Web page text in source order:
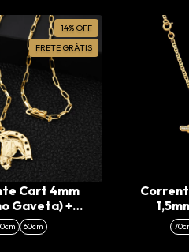
14% OFF
FRETE GRÁTIS
Cart 4mm
Gaveta) +
Ferradura (M)
60cm
Cruz